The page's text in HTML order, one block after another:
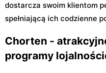
dostarcza swoim klientom
spełniającą ich codzienne
Chorten -
programy